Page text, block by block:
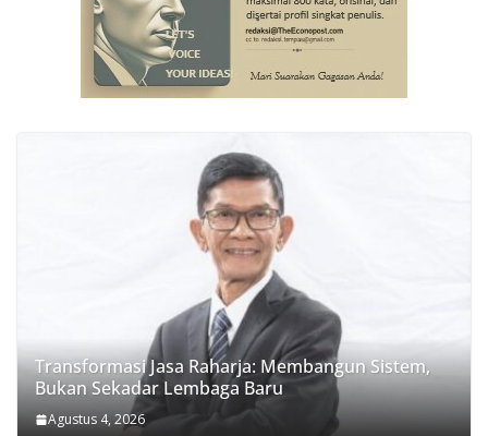
Transformasi Jasa Raharja: Membangun Sistem,
Bukan Sekadar Lembaga Baru
Agustus 4, 2026